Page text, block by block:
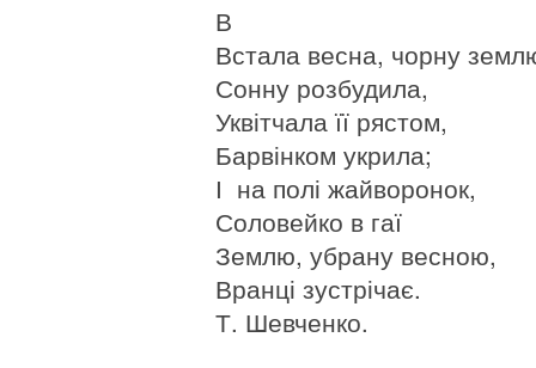
В
Встала весна, чорну
Сонну розбудила,
Уквітчала її рястом,
Барвінком укрила;
І на полі жайворонок,
Соловейко в гаї
Землю, убрану весною,
Вранці зустрічає.
Т. Шевченко.